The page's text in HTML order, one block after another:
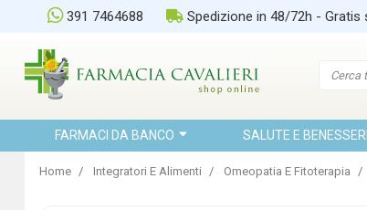
391 7464688 Spedizione in 48/72h - Gratis
FARMACI DA BANCO SALUTE E
Home Integratori E Alimenti Omeopatia E Fitoterapia